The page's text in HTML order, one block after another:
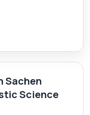
Sachen
Science